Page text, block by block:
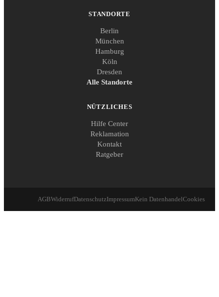
STANDORTE
Berlin
München
Hamburg
Köln
Dresden
Alle Standorte
NÜTZLICHES
Hilfe Center
Reklamation
Kontakt
Ratgeber
AGBWiderrufDatenschutzImpressumKein DatenhandelCookies